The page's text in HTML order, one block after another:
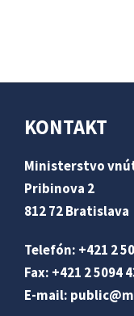
KONTAKT
Ministerstvo
Pribinova 2
812 72 Bratislava
Telefón: +421 2
Fax: +421 2 5094
E-mail: